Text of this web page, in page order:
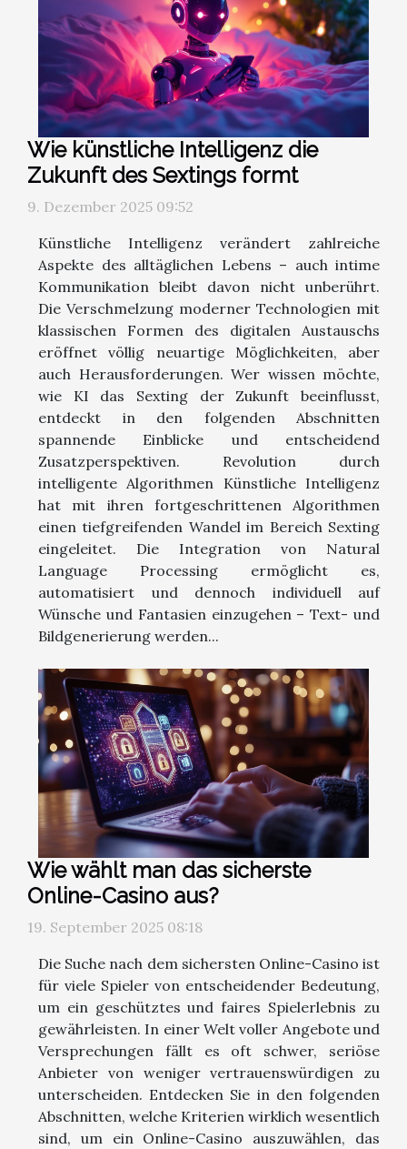
Wie künstliche Intelligenz die
Zukunft des Sextings formt
9. Dezember 2025 09:52
Künstliche Intelligenz verändert zahlreiche
Aspekte des alltäglichen Lebens – auch intime
Kommunikation bleibt davon nicht unberührt.
Die Verschmelzung moderner Technologien mit
klassischen Formen des digitalen Austauschs
eröffnet völlig neuartige Möglichkeiten, aber
auch Herausforderungen. Wer wissen möchte,
wie KI das Sexting der Zukunft beeinflusst,
entdeckt in den folgenden Abschnitten
spannende Einblicke und entscheidend
Zusatzperspektiven. Revolution durch
intelligente Algorithmen Künstliche Intelligenz
hat mit ihren fortgeschrittenen Algorithmen
einen tiefgreifenden Wandel im Bereich Sexting
eingeleitet. Die Integration von Natural
Language Processing ermöglicht es,
automatisiert und dennoch individuell auf
Wünsche und Fantasien einzugehen – Text- und
Bildgenerierung werden...
Wie wählt man das sicherste
Online-Casino aus?
19. September 2025 08:18
Die Suche nach dem sichersten Online-Casino ist
für viele Spieler von entscheidender Bedeutung,
um ein geschütztes und faires Spielerlebnis zu
gewährleisten. In einer Welt voller Angebote und
Versprechungen fällt es oft schwer, seriöse
Anbieter von weniger vertrauenswürdigen zu
unterscheiden. Entdecken Sie in den folgenden
Abschnitten, welche Kriterien wirklich wesentlich
sind, um ein Online-Casino auszuwählen, das